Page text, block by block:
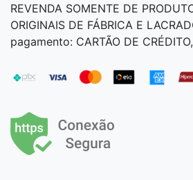
REVENDA SOMENTE DE
ORIGINAIS DE FÁBRICA E
pagamento: CARTÃO DE